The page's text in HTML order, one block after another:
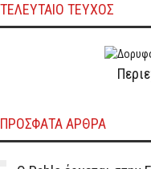
ΤΕΛΕΥΤΑΙΟ ΤΕΥΧΟΣ
ΠΡΌΣΦΑΤΑ ΆΡΘΡΑ